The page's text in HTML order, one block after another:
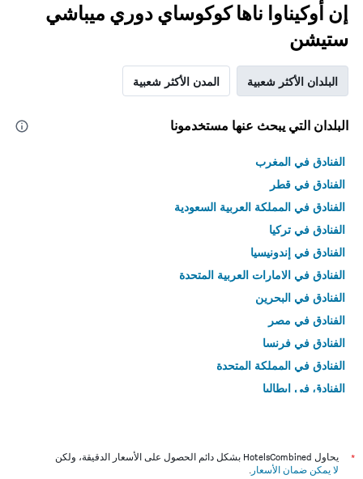
إن أوكيناوا ناها كوكوساي دوري ميباشي
ستيشن
البلدان الأكثر شعبية المدن الأكثر شعبية
البلدان التي يبحث عنها مستخدمونا
الفنادق في المغرب
الفنادق في قطر
الفنادق في المملكة العربية السعودية
الفنادق في تركيا
الفنادق في إندونيسيا
الفنادق في الامارات العربية المتحدة
الفنادق في البحرين
الفنادق في مصر
الفنادق في فرنسا
الفنادق في المملكة المتحدة
الفنادق في إيطاليا
*
يحاول HotelsCombined بشكل دائم الحصول على الأسعار الدقيقة، ولكن
لا يمكن ضمان الأسعار .